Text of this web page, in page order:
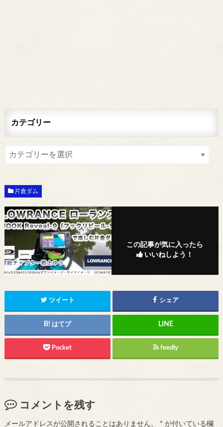
カテゴリー
片倉ダム
この記事が気に入ったら
いいねしよう！
ツイート シェア
はてブ
Pocket feedly
コメントを残す
メールアドレスが公開されることはありません。 * が付いている欄